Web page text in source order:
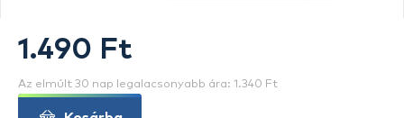
1.490 Ft
Az elmúlt 30 nap legalacsonyabb ára: 1.340 Ft